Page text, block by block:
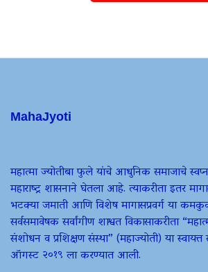
MahaJyoti
महात्मा ज्योतीबा फुले यांचे आधुनिक समाजाचे स्वप्न
महाराष्ट्र शासनाने घेतला आहे. त्याकरीता इतर
भटक्या जमाती आणि विशेष मागासप्रवर्ग या
सर्वसमावेषक सर्वांगीण शाश्वत विकासाकरीता
संशोधन व प्रशिक्षण संस्था” (महाज्योती) या
ऑगस्ट २०१९ ला करण्यात आली.